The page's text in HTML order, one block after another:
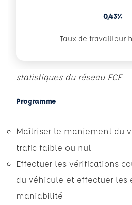
0,43%
Taux de travailleur
statistiques du réseau ECF
Programme
Maîtriser le maniement du
trafic faible ou nul
Effectuer les vérifications
du véhicule et effectuer les
maniabilité